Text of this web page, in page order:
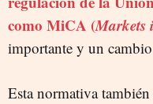
como MiCA (Markets
importante y un
Esta normativa